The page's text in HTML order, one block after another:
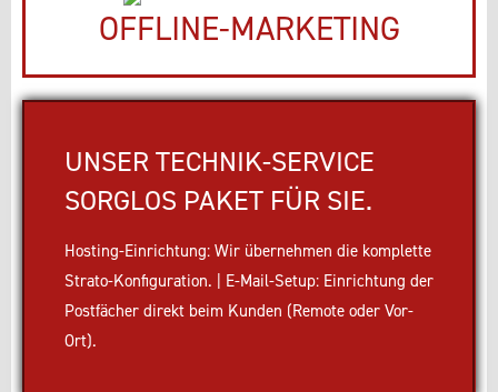
OFFLINE-MARKETING
UNSER TECHNIK-SERVICE
SORGLOS PAKET FÜR SIE.
Hosting-Einrichtung: Wir übernehmen die komplette
Strato-Konfiguration. | E-Mail-Setup: Einrichtung der
Postfächer direkt beim Kunden (Remote oder Vor-
Ort).